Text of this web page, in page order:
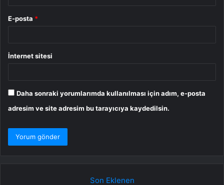
E-posta *
İnternet sitesi
Daha sonraki yorumlarımda kullanılması için adım, e-posta
adresim ve site adresim bu tarayıcıya kaydedilsin.
Son Eklenen